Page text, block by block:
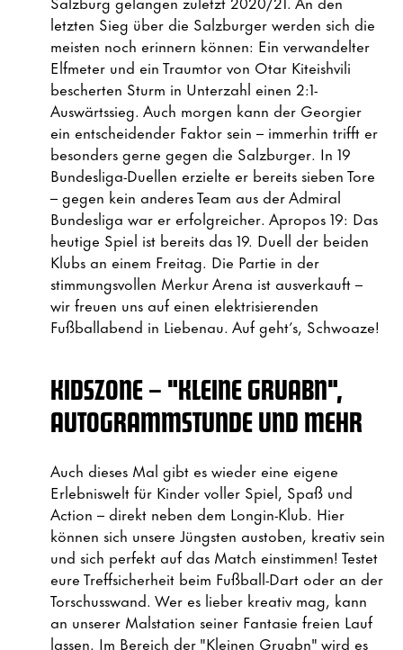
letzten Sieg über die Salzburger werden sich die
meisten noch erinnern können: Ein verwandelter
Elfmeter und ein Traumtor von Otar Kiteishvili
bescherten Sturm in Unterzahl einen 2:1-
Auswärtssieg. Auch morgen kann der Georgier
ein entscheidender Faktor sein – immerhin trifft er
besonders gerne gegen die Salzburger. In 19
Bundesliga-Duellen erzielte er bereits sieben Tore
– gegen kein anderes Team aus der Admiral
Bundesliga war er erfolgreicher. Apropos 19: Das
heutige Spiel ist bereits das 19. Duell der beiden
Klubs an einem Freitag. Die Partie in der
stimmungsvollen Merkur Arena ist ausverkauft –
wir freuen uns auf einen elektrisierenden
Fußballabend in Liebenau. Auf geht’s, Schwoaze!
KIDSZONE – "KLEINE GRUABN",
AUTOGRAMMSTUNDE UND MEHR
Auch dieses Mal gibt es wieder eine eigene
Erlebniswelt für Kinder voller Spiel, Spaß und
Action – direkt neben dem Longin-Klub. Hier
können sich unsere Jüngsten austoben, kreativ sein
und sich perfekt auf das Match einstimmen! Testet
eure Treffsicherheit beim Fußball-Dart oder an der
Torschusswand. Wer es lieber kreativ mag, kann
an unserer Malstation seiner Fantasie freien Lauf
lassen. Im Bereich der "Kleinen Gruabn" wird es